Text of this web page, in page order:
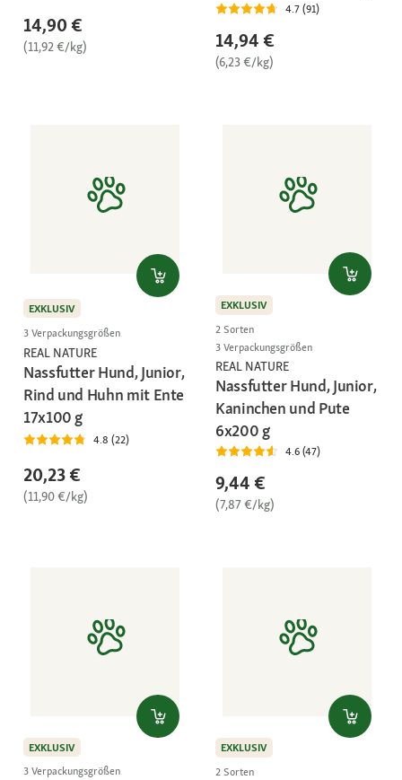
14,90 €
(11,92 €/kg)
4.7 (91)
14,94 €
(6,23 €/kg)
EXKLUSIV
3 Verpackungsgrößen
REAL NATURE
Nassfutter Hund, Junior,
Rind und Huhn mit Ente
17x100 g
4.8 (22)
20,23 €
(11,90 €/kg)
EXKLUSIV
2 Sorten
3 Verpackungsgrößen
REAL NATURE
Nassfutter Hund, Junior,
Kaninchen und Pute
6x200 g
4.6 (47)
9,44 €
(7,87 €/kg)
EXKLUSIV
3 Verpackungsgrößen
EXKLUSIV
2 Sorten